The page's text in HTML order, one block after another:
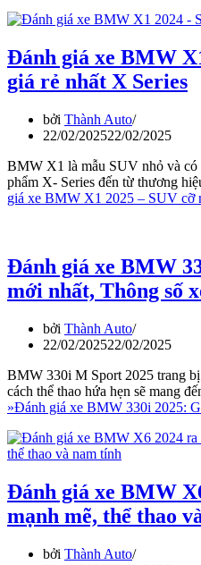
Đánh giá xe BMW
giá rẻ nhất X Series
bởi Thành Auto
22/02/202522/02/2025
BMW X1 là mẫu SUV nhỏ và có
phẩm X- Series đến từ thương
giá xe BMW X1 2025 – SUV cỡ
Đánh giá xe BMW
mới nhất, Thông số
bởi Thành Auto
22/02/202522/02/2025
BMW 330i M Sport 2025 trang
cách thể thao hứa hẹn sẽ mang
»Đánh giá xe BMW 330i 2025:
Đánh giá xe BMW
mạnh mẽ, thể thao
bởi Thành Auto